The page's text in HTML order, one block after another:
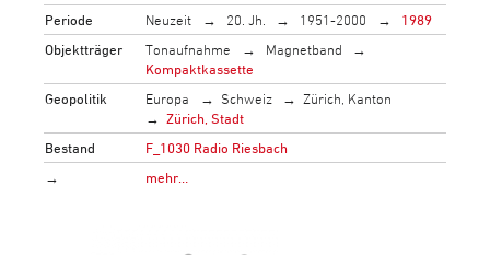
Periode
Neuzeit 20. Jh. 1951-2000
1989
Objektträger
Tonaufnahme
Magnetband
Kompaktkassette
Geopolitik
Europa Schweiz
Zürich, Kanton
Zürich, Stadt
Bestand
F_1030 Radio Riesbach
→
mehr…